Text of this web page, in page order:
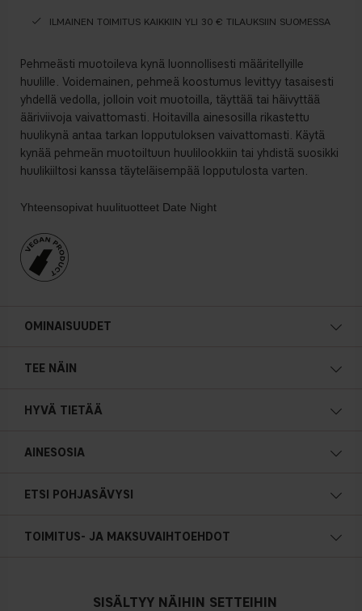
Pehmeästi muotoileva kynä luonnollisesti määritellyille
huulille. Voidemainen, pehmeä koostumus levittyy tasaisesti
yhdellä vedolla, jolloin voit muotoilla, täyttää tai häivyttää
ääriviivoja vaivattomasti. Hoitavilla ainesosilla rikastettu
huulikynä antaa tarkan lopputuloksen vaivattomasti. Käytä
kynää pehmeän muotoiltuun huulilookkiin tai yhdistä suosikki
huulikiiltosi kanssa täyteläisempää lopputulosta varten.
Yhteensopivat huulituotteet Date Night
ILMAINEN TOIMITUS KAIKKIIN YLI 30 € TILAUKSIIN SUOMESSA
OMINAISUUDET
TEE NÄIN
HYVÄ TIETÄÄ
AINESOSIA
ETSI POHJASÄVYSI
Keltainen, oliivin- tai kullansävyinen iho
TOIMITUS- JA MAKSUVAIHTOEHDOT
SISÄLTYY NÄIHIN SETTEIHIN